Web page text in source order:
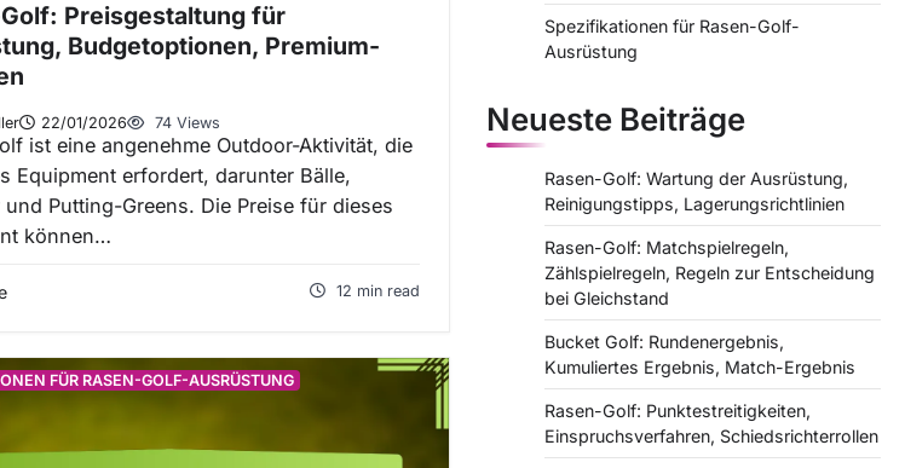
Preisgestaltung für
Budgetoptionen, Premium-
22/01/2026 74 Views
ist eine angenehme Outdoor-Aktivität, die
Equipment erfordert, darunter Bälle,
und Putting-Greens. Die Preise für dieses
können…
12 min read
FÜR RASEN-GOLF-AUSRÜSTUNG
Spezifikationen für Rasen-Golf-
Ausrüstung
Neueste Beiträge
Rasen-Golf: Wartung der Ausrüstung,
Reinigungstipps, Lagerungsrichtlinien
Rasen-Golf: Matchspielregeln,
Zählspielregeln, Regeln zur Entscheidung
bei Gleichstand
Bucket Golf: Rundenergebnis,
Kumuliertes Ergebnis, Match-Ergebnis
Rasen-Golf: Punktestreitigkeiten,
Einspruchsverfahren, Schiedsrichterrollen